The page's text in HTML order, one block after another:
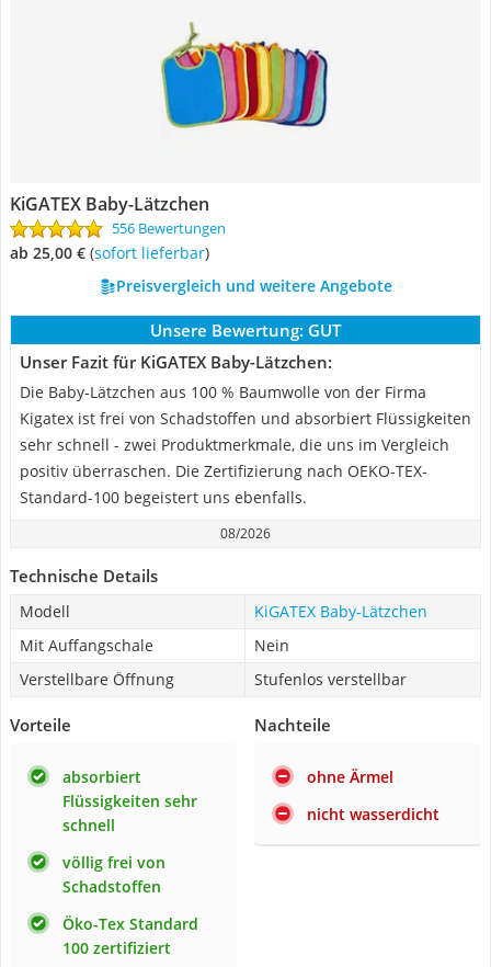
KiGATEX Baby-Lätzchen
556 Bewertungen
ab 25,00 € ( Sofort lieferbar)
Preisvergleich und weitere Angebote
Unsere Bewertung: GUT
Unser Fazit für KiGATEX Baby-Lätzchen:
Die Baby-Lätzchen aus 100 % Baumwolle von der Firma
Kigatex ist frei von Schadstoffen und absorbiert Flüssigkeiten
sehr schnell - zwei Produktmerkmale, die uns im Vergleich
positiv überraschen. Die Zertifizierung nach OEKO-TEX-
Standard-100 begeistert uns ebenfalls.
08/2026
Technische Details
Modell
KiGATEX Baby-Lätzchen
Mit Auffangschale
Nein
Verstellbare Öffnung
Stufenlos verstellbar
Vorteile
absorbiert
Flüssigkeiten sehr
schnell
völlig frei von
Schadstoffen
Öko-Tex Standard
100 zertifiziert
Nachteile
ohne Ärmel
nicht wasserdicht